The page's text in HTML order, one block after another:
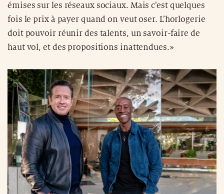
émises sur les réseaux sociaux. Mais c’est quelques
fois le prix à payer quand on veut oser. L’horlogerie
doit pouvoir réunir des talents, un savoir-faire de
haut vol, et des propositions inattendues.»